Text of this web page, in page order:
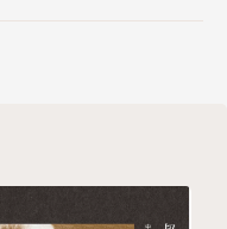
話》、《馬／恩歷史
情社會學。
是文本還是闌尾的
年表